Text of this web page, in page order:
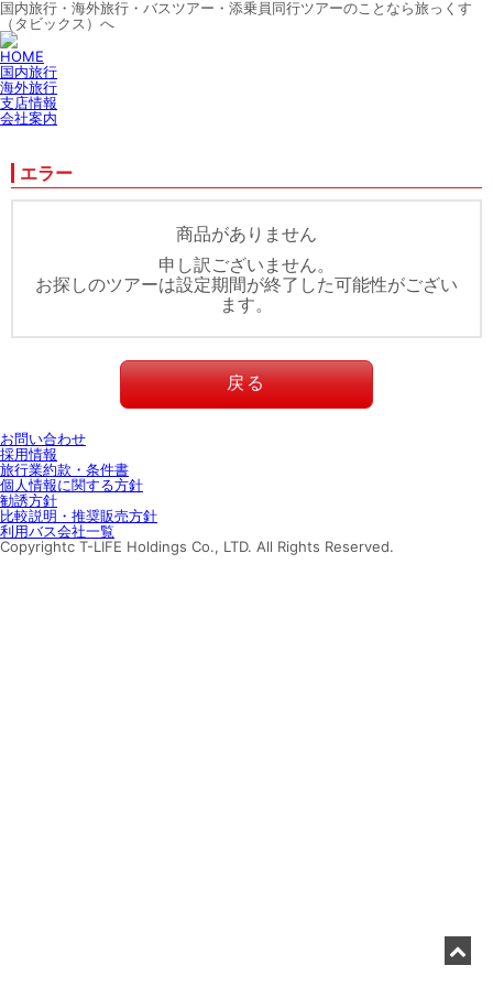
国内旅行・海外旅行・バスツアー・添乗員同行ツアーのことなら旅っくす
（タビックス）へ
HOME
国内旅行
海外旅行
支店情報
会社案内
エラー
商品がありません
申し訳ございません。
お探しのツアーは設定期間が終了した可能性がござい
ます。
戻る
お問い合わせ
採用情報
旅行業約款・条件書
個人情報に関する方針
勧誘方針
比較説明・推奨販売方針
利用バス会社一覧
Copyrightc T-LIFE Holdings Co., LTD. All Rights Reserved.